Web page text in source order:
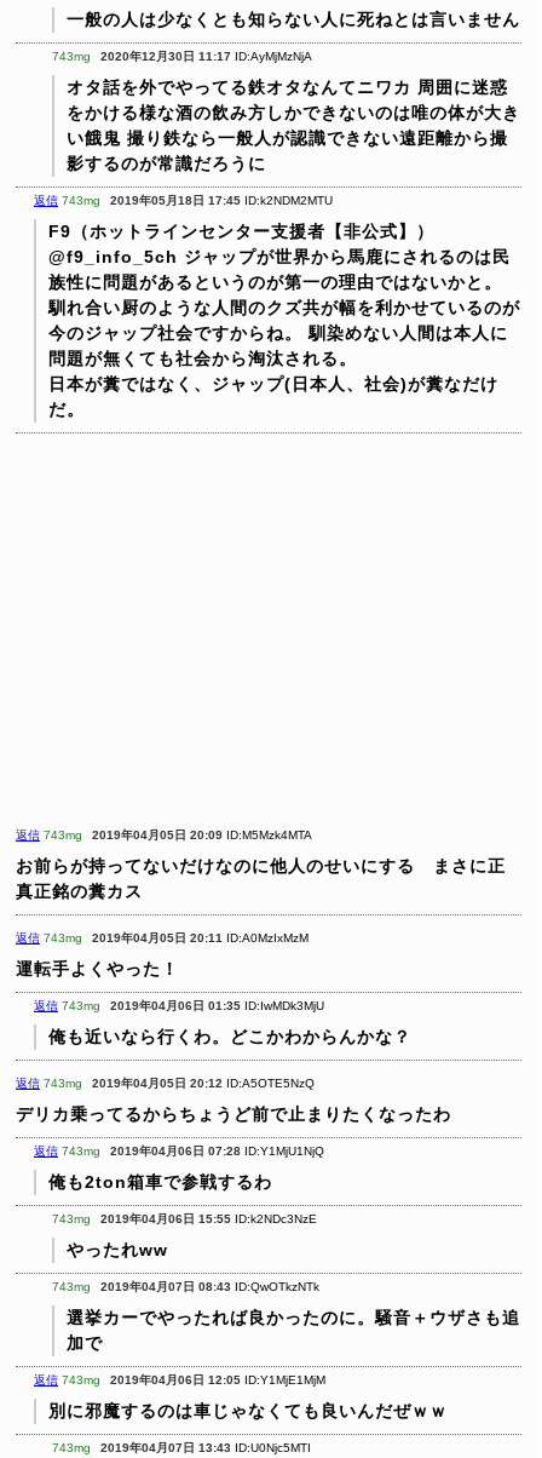
一般の人は少なくとも知らない人に死ねとは言いません
743mg 2020年12月30日 11:17 ID:AyMjMzNjA
オタ話を外でやってる鉄オタなんてニワカ 周囲に迷惑
をかける様な酒の飲み方しかできないのは唯の体が大き
い餓鬼 撮り鉄なら一般人が認識できない遠距離から撮
影するのが常識だろうに
返信 743mg 2019年05月18日 17:45 ID:k2NDM2MTU
F9（ホットラインセンター支援者【非公式】）
@f9_info_5ch ジャップが世界から馬鹿にされるのは民
族性に問題があるというのが第一の理由ではないかと。
馴れ合い厨のような人間のクズ共が幅を利かせているのが
今のジャップ社会ですからね。 馴染めない人間は本人に
問題が無くても社会から淘汰される。
日本が糞ではなく、ジャップ(日本人、社会)が糞なだけ
だ。
返信 743mg 2019年04月05日 20:09 ID:M5Mzk4MTA
お前らが持ってないだけなのに他人のせいにする まさに正
真正銘の糞カス
返信 743mg 2019年04月05日 20:11 ID:A0MzIxMzM
運転手よくやった！
返信 743mg 2019年04月06日 01:35 ID:IwMDk3MjU
俺も近いなら行くわ。どこかわからんかな？
返信 743mg 2019年04月05日 20:12 ID:A5OTE5NzQ
デリカ乗ってるからちょうど前で止まりたくなったわ
返信 743mg 2019年04月06日 07:28 ID:Y1MjU1NjQ
俺も2ton箱車で参戦するわ
743mg 2019年04月06日 15:55 ID:k2NDc3NzE
やったれww
743mg 2019年04月07日 08:43 ID:QwOTkzNTk
選挙カーでやったれば良かったのに。騒音＋ウザさも追
加で
返信 743mg 2019年04月06日 12:05 ID:Y1MjE1MjM
別に邪魔するのは車じゃなくても良いんだぜｗｗ
743mg 2019年04月07日 13:43 ID:U0Njc5MTI